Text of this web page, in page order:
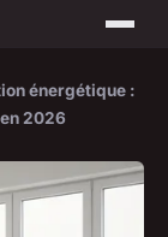
énergétique :
2026